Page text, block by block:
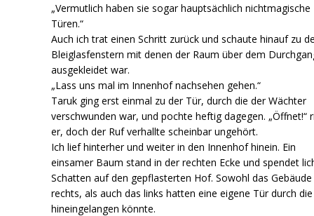
„Vermutlich haben sie sogar hauptsächlich nichtmagische
Türen.“
Auch ich trat einen Schritt zurück und schaute hinauf zu
Bleiglasfenstern mit denen der Raum über dem
ausgekleidet war.
„Lass uns mal im Innenhof nachsehen gehen.“
Taruk ging erst einmal zu der Tür, durch die der Wächter
verschwunden war, und pochte heftig dagegen. „Öffnet!“
er, doch der Ruf verhallte scheinbar ungehört.
Ich lief hinterher und weiter in den Innenhof hinein. Ein
einsamer Baum stand in der rechten Ecke und spendet
Schatten auf den gepflasterten Hof. Sowohl das Gebäude
rechts, als auch das links hatten eine eigene Tür durch
hineingelangen könnte.